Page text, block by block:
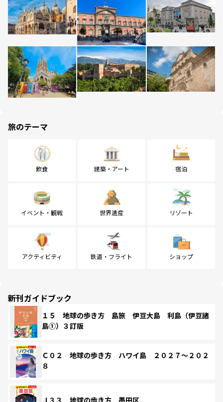
旅のテーマ
飲食 建築・アート 宿泊
イベント・観戦 世界遺産 リゾート
アクティビティ 鉄道・フライト ショップ
新刊ガイドブック
１５ 地球の歩き方 島旅 伊豆大島 利島（伊豆諸
島①）３訂版
Ｃ０２ 地球の歩き方 ハワイ島 ２０２７～２０２
８